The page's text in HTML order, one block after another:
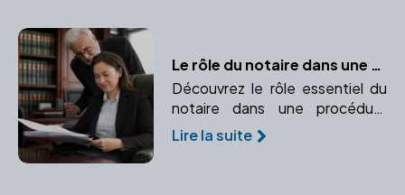
Le rôle du notaire dans une procédure d'adoption
Découvrez le rôle essentiel du
notaire dans une procédure
d'adoption, de la rédaction des
documents à leur validation.
Lire la suite